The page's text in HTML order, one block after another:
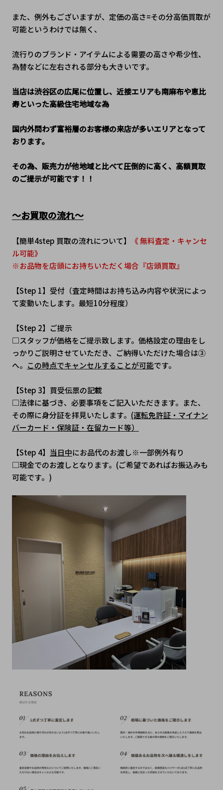
また、例外もございますが、定価の高さ=その分高価買取が
可能というわけでは無く、
流行りのブランド・アイテムによる需要の高さや希少性、
為替などに左右される部分も大きいです。
当店は渋谷区の広尾に位置し、近接エリアも南麻布や恵比
寿といった高級住宅地域な為
国内外問わず富裕層のお客様の来店が多いエリアとなって
おります。
その為、販売力が他地域と比べて圧倒的に高く、高額買取
のご提示が可能です！！
～お買取の流れ～
【簡単4step 買取の流れについて】
《 無料査定・キャンセ
ル可能》
※お品物を店頭にお持ちいただく場合『店頭買取』
【Step 1】受付（査定時間はお持ち込み内容や状況によっ
て変動いたします。最短10分程度）
【Step 2】ご提示
□スタッフが価格をご提示致します。価格設定の理由をし
っかりご説明させていただき、ご納得いただけた場合は③
へ。 この時点でキャンセルすることが可能です。
【Step 3】買受伝票の記載
□法律に基づき、必要事項をご記入いただきます。また、
その際に身分証を拝見いたします。 (運転免許証・マイナン
バーカード・保険証・在留カード等）
【Step 4】 当日中にお品代のお渡し※一部例外有り
□現金でのお渡しとなります。(ご希望であればお振込みも
可能です。)